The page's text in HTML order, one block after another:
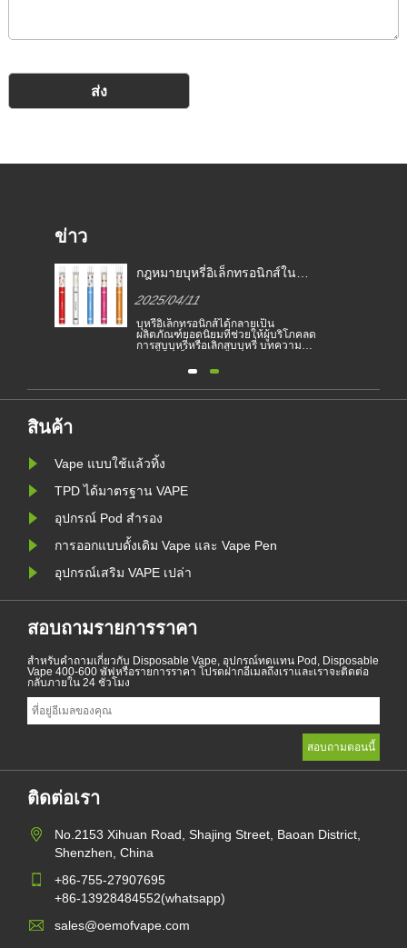
ข่าว
กฎหมายบุหรี่อิเล็กทรอนิกส์ใน
2025/04/11
บุหรี่อิเล็กทรอนิกส์ได้กลายเป็น
ผลิตภัณฑ์ยอดนิยมที่ช่วยให้ผู้บริโภคลด
การสูบบุหรี่หรือเลิกสูบบุหรี่ บทความนี้
ของบุหรี่อิเล็กทรอนิกส์ตามประเทศ
พื้นที่ที่ห้ามผลิตภัณฑ์สูบไอ
สินค้า
Vape แบบใช้แล้วทิ้ง
TPD ได้มาตรฐาน VAPE
อุปกรณ์ Pod สำรอง
การออกแบบดั้งเดิม Vape และ Vape Pen
อุปกรณ์เสริม VAPE เปล่า
สอบถามรายการราคา
สำหรับคำถามเกี่ยวกับ Disposable Vape, อุปกรณ์ทดแทน Pod, Disposable
Vape 400-600 พัฟหรือรายการราคา โปรดฝากอีเมลถึงเราและเราจะติดต่อ
กลับภายใน 24 ชั่วโมง
ติดต่อเรา
No.2153 Xihuan Road, Shajing Street, Baoan District,
Shenzhen, China
+86-755-27907695
+86-13928484552(whatsapp)
sales@oemofvape.com